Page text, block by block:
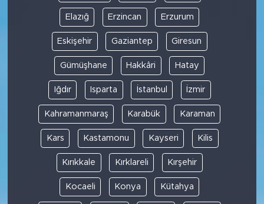
Elazığ Erzincan Erzurum
Eskişehir Gaziantep Giresun
Gümüşhane Hakkâri Hatay
Iğdır Isparta İstanbul İzmir
Kahramanmaraş Karabük Karaman
Kars Kastamonu Kayseri Kilis
Kırıkkale Kırklareli Kırşehir
Kocaeli Konya Kütahya